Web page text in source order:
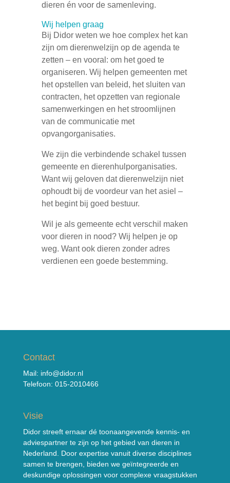
dieren én voor de samenleving.
Wij helpen graag
Bij Didor weten we hoe complex het kan
zijn om dierenwelzijn op de agenda te
zetten – en vooral: om het goed te
organiseren. Wij helpen gemeenten met
het opstellen van beleid, het sluiten van
contracten, het opzetten van regionale
samenwerkingen en het stroomlijnen
van de communicatie met
opvangorganisaties.
We zijn die verbindende schakel tussen
gemeente en dierenhulporganisaties.
Want wij geloven dat dierenwelzijn niet
ophoudt bij de voordeur van het asiel –
het begint bij goed bestuur.
Wil je als gemeente echt verschil maken
voor dieren in nood? Wij helpen je op
weg. Want ook dieren zonder adres
verdienen een goede bestemming.
Contact
Mail: info@didor.nl
Telefoon: 015-2010466
Visie
Didor streeft ernaar dé toonaangevende kennis- en
adviespartner te zijn op het gebied van dieren in
Nederland. Door expertise vanuit diverse disciplines
samen te brengen, bieden we geïntegreerde en
deskundige oplossingen voor complexe vraagstukken